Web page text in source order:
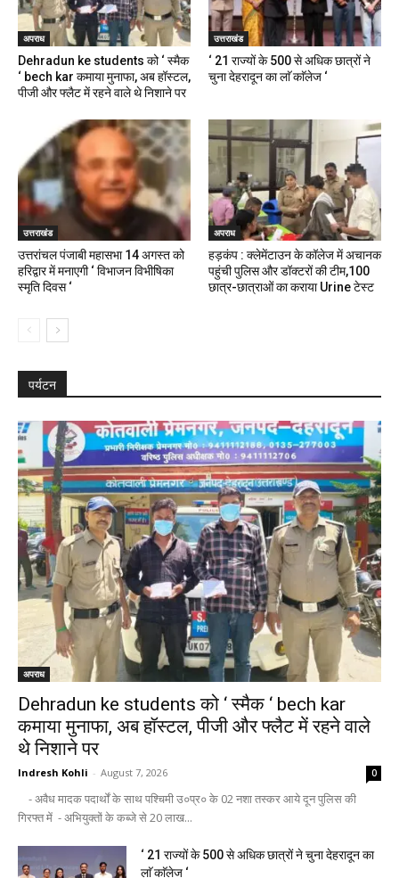
अपराध
Dehradun ke students को ‘ स्मैक
‘ bech kar कमाया मुनाफा, अब हॉस्टल,
पीजी और फ्लैट में रहने वाले थे निशाने पर
उत्तराखंड
‘ 21 राज्यों के 500 से अधिक छात्रों ने
चुना देहरादून का लाॅ काॅलेज ‘
उत्तराखंड
उत्तरांचल पंजाबी महासभा 14 अगस्त को
हरिद्वार में मनाएगी ‘ विभाजन विभीषिका
स्मृति दिवस ‘
अपराध
हड़कंप : क्लेमेंटाउन के कॉलेज में अचानक
पहुंची पुलिस और डॉक्टरों की टीम,100
छात्र-छात्राओं का कराया Urine टेस्ट
पर्यटन
अपराध
Dehradun ke students को ‘ स्मैक ‘ bech kar
कमाया मुनाफा, अब हॉस्टल, पीजी और फ्लैट में रहने वाले
थे निशाने पर
Indresh Kohli - August 7, 2026 0
- अवैध मादक पदार्थों के साथ पश्चिमी उ०प्र० के 02 नशा तस्कर आये दून पुलिस की
गिरफ्त में - अभियुक्तों के कब्जे से 20 लाख...
‘ 21 राज्यों के 500 से अधिक छात्रों ने चुना देहरादून का
लाॅ काॅलेज ‘